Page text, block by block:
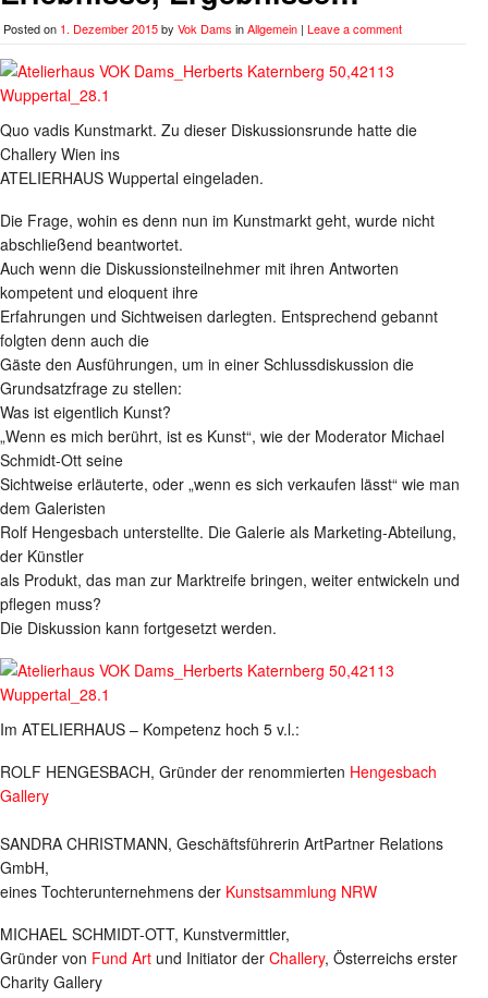
Posted on 1. Dezember 2015by Vok Dams inAllgemein | Leave a comment
Quo vadis Kunstmarkt. Zu dieser Diskussionsrunde hatte die
Challery Wien ins
ATELIERHAUS Wuppertal eingeladen.
Die Frage, wohin es denn nun im Kunstmarkt geht, wurde nicht
abschließend beantwortet.
Auch wenn die Diskussionsteilnehmer mit ihren Antworten
kompetent und eloquent ihre
Erfahrungen und Sichtweisen darlegten. Entsprechend gebannt
folgten denn auch die
Gäste den Ausführungen, um in einer Schlussdiskussion die
Grundsatzfrage zu stellen:
Was ist eigentlich Kunst?
„Wenn es mich berührt, ist es Kunst“, wie der Moderator Michael
Schmidt-Ott seine
Sichtweise erläuterte, oder „wenn es sich verkaufen lässt“ wie man
dem Galeristen
Rolf Hengesbach unterstellte. Die Galerie als Marketing-Abteilung,
der Künstler
als Produkt, das man zur Marktreife bringen, weiter entwickeln und
pflegen muss?
Die Diskussion kann fortgesetzt werden.
Im ATELIERHAUS – Kompetenz hoch 5 v.l.:
ROLF HENGESBACH, Gründer der renommierten Hengesbach
Gallery
SANDRA CHRISTMANN, Geschäftsführerin ArtPartner Relations
GmbH,
eines Tochterunternehmens der Kunstsammlung NRW
MICHAEL SCHMIDT-OTT, Kunstvermittler,
Gründer von Fund Art und Initiator der Challery, Österreichs erster
Charity Gallery